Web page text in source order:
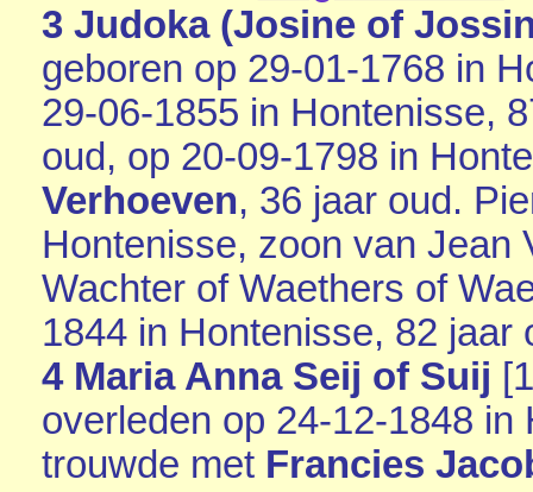
3 Judoka (Josine of
geboren op 29-01-1768 in
29-06-1855 in Hontenisse,
oud, op 20-09-1798 in
Verhoeven, 36 jaar oud.
Hontenisse, zoon van Jean
Wachter of Waethers of
1844 in Hontenisse, 82 jaar
4 Maria Anna Seij of Suij [
overleden op 24-12-1848 in
trouwde met Francies